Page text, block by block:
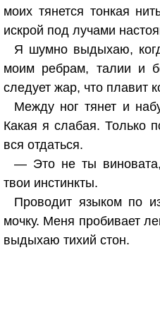
моих тянется тонкая
искрой под лучами
Я шумно выдыхаю,
моим ребрам, талии и
следует жар, что плавит
Между ног тянет и
Какая я слабая. Только
вся отдаться.
— Это не ты
твои инстинкты.
Проводит языком по
мочку. Меня пробивает
выдыхаю тихий стон.